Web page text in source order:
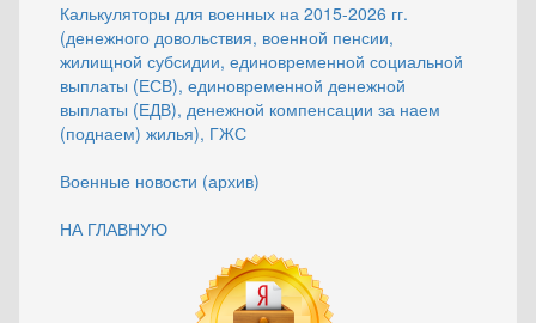
Калькуляторы для военных на 2015-2026 гг.
(денежного довольствия, военной пенсии,
жилищной субсидии, единовременной социальной
выплаты (ЕСВ), единовременной денежной
выплаты (ЕДВ), денежной компенсации за наем
(поднаем) жилья), ГЖС
Военные новости (архив)
НА ГЛАВНУЮ